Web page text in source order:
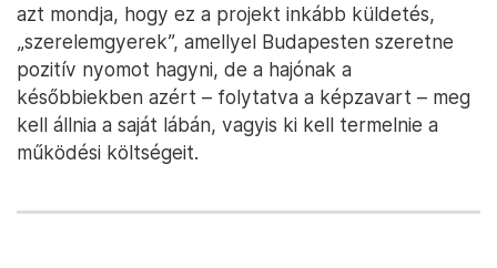
azt mondja, hogy ez a projekt inkább küldetés,
„szerelemgyerek”, amellyel Budapesten szeretne
pozitív nyomot hagyni, de a hajónak a
későbbiekben azért – folytatva a képzavart – meg
kell állnia a saját lábán, vagyis ki kell termelnie a
működési költségeit.